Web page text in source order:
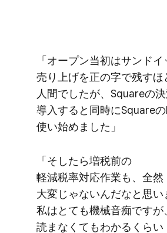
「オープン当初は​サンド
売り上げを​正の​字で​残すほ
人間でしたが、​Squareの​
導入すると​同時に​Squareの​
使い​始めました」
「そしたら​増税前の​
軽減税率対応作業も、​全然​
大変じゃないんだなと​思い
私は​とても​機械音痴ですが
読まなくても​わかる​くらい​